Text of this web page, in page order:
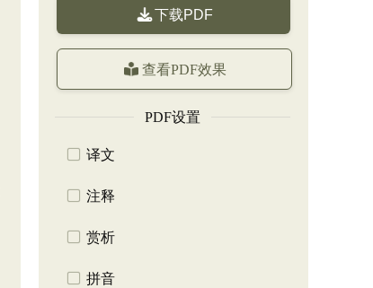
下载PDF
查看PDF效果
PDF设置
译文
注释
赏析
拼音